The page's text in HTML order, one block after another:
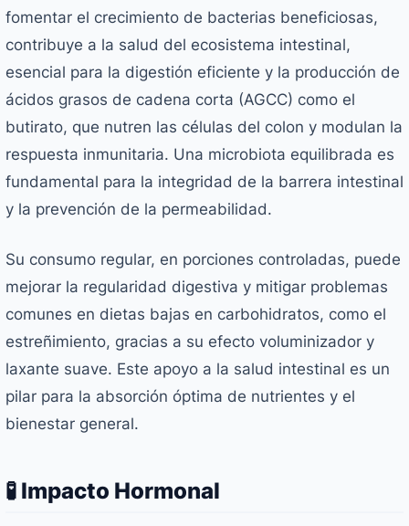
fomentar el crecimiento de bacterias beneficiosas,
contribuye a la salud del ecosistema intestinal,
esencial para la digestión eficiente y la producción de
ácidos grasos de cadena corta (AGCC) como el
butirato, que nutren las células del colon y modulan la
respuesta inmunitaria. Una microbiota equilibrada es
fundamental para la integridad de la barrera intestinal
y la prevención de la permeabilidad.
Su consumo regular, en porciones controladas, puede
mejorar la regularidad digestiva y mitigar problemas
comunes en dietas bajas en carbohidratos, como el
estreñimiento, gracias a su efecto voluminizador y
laxante suave. Este apoyo a la salud intestinal es un
pilar para la absorción óptima de nutrientes y el
bienestar general.
🧪 Impacto Hormonal